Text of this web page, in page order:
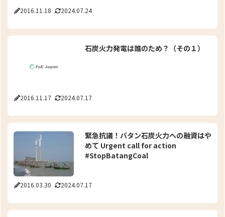
2016.11.18 2024.07.24
2016.11.17 2024.07.17
石炭火力発電は誰のため？（その１）
2016.03.30 2024.07.17
緊急抗議！バタン石炭火力への融資はや
めて Urgent call for action
#StopBatangCoal